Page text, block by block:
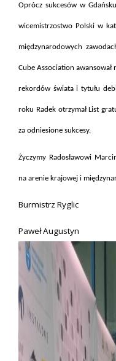
Oprócz sukcesów w
wicemistrzostwo Polski w
międzynarodowych
Cube Association
rekordów świata i tytułu
roku Radek otrzymał List
za odniesione sukcesy.
Życzymy Radosławowi
na arenie krajowej i
Burmistrz Ryglic
Paweł Augustyn